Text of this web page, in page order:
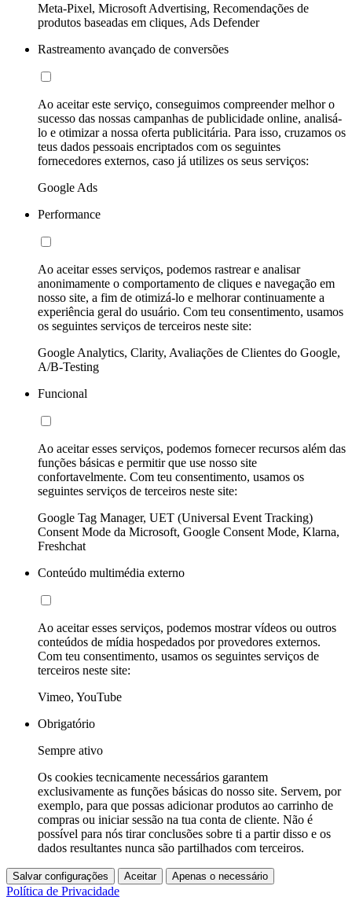
Meta-Pixel, Microsoft Advertising, Recomendações de
produtos baseadas em cliques, Ads Defender
Rastreamento avançado de conversões
Ao aceitar este serviço, conseguimos compreender melhor o
sucesso das nossas campanhas de publicidade online, analisá-
lo e otimizar a nossa oferta publicitária. Para isso, cruzamos os
teus dados pessoais encriptados com os seguintes
fornecedores externos, caso já utilizes os seus serviços:
Google Ads
Performance
Ao aceitar esses serviços, podemos rastrear e analisar
anonimamente o comportamento de cliques e navegação em
nosso site, a fim de otimizá-lo e melhorar continuamente a
experiência geral do usuário. Com teu consentimento, usamos
os seguintes serviços de terceiros neste site:
Google Analytics, Clarity, Avaliações de Clientes do Google,
A/B-Testing
Funcional
Ao aceitar esses serviços, podemos fornecer recursos além das
funções básicas e permitir que use nosso site
confortavelmente. Com teu consentimento, usamos os
seguintes serviços de terceiros neste site:
Google Tag Manager, UET (Universal Event Tracking)
Consent Mode da Microsoft, Google Consent Mode, Klarna,
Freshchat
Conteúdo multimédia externo
Ao aceitar esses serviços, podemos mostrar vídeos ou outros
conteúdos de mídia hospedados por provedores externos.
Com teu consentimento, usamos os seguintes serviços de
terceiros neste site:
Vimeo, YouTube
Obrigatório
Sempre ativo
Os cookies tecnicamente necessários garantem
exclusivamente as funções básicas do nosso site. Servem, por
exemplo, para que possas adicionar produtos ao carrinho de
compras ou iniciar sessão na tua conta de cliente. Não é
possível para nós tirar conclusões sobre ti a partir disso e os
dados resultantes nunca são partilhados com terceiros.
Salvar configurações Aceitar Apenas o necessário
Política de Privacidade